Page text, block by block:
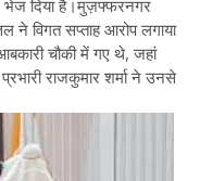
भेज दिया है।मुज़फ्फरनगर
विगत सप्ताह आरोप लगाया
चौकी में गए थे, जहां
राजकुमार शर्मा ने उनसे